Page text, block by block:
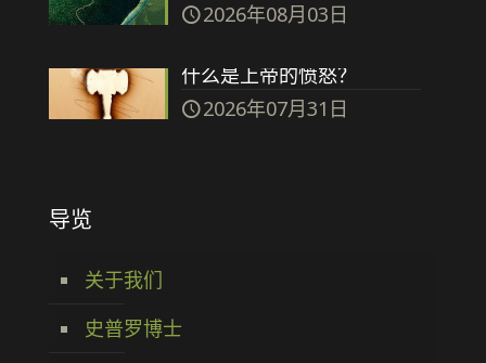
2026年08月03日
什么是上帝的愤怒？
2026年07月31日
导览
关于我们
史普罗博士